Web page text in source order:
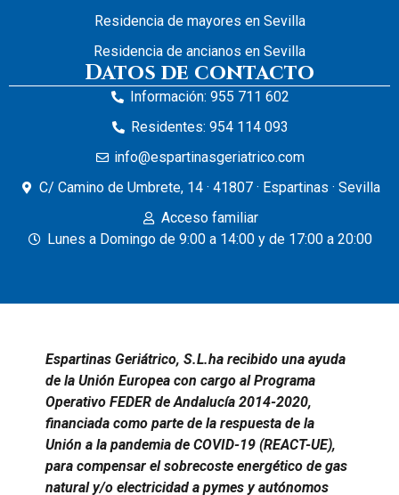
Residencia de mayores en Sevilla
Residencia de ancianos en Sevilla
Datos de contacto
Información: 955 711 602
Residentes: 954 114 093
info@espartinasgeriatrico.com
C/ Camino de Umbrete, 14 · 41807 · Espartinas · Sevilla
Acceso familiar
Lunes a Domingo de 9:00 a 14:00 y de 17:00 a 20:00
Espartinas Geriátrico, S.L.ha recibido una ayuda
de la Unión Europea con cargo al Programa
Operativo FEDER de Andalucía 2014-2020,
financiada como parte de la respuesta de la
Unión a la pandemia de COVID-19 (REACT-UE),
para compensar el sobrecoste energético de gas
natural y/o electricidad a pymes y autónomos